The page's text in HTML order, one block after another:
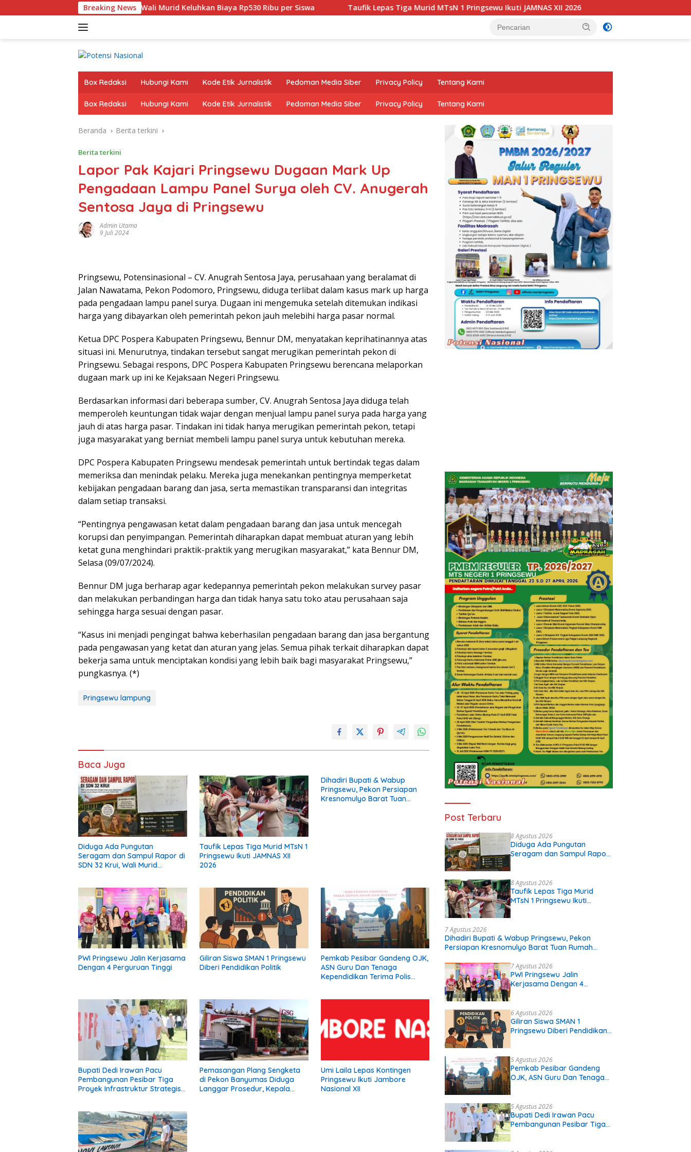
ke
Breaking News
Rapor di SDN 32 Krui, Wali Murid Keluhkan Biaya Rp530 Ribu per Siswa Taufik Lepas Tiga Murid MTsN 1 Pringsewu Ikuti JAMNAS XII 2026 Dihadiri Bupati & Wabup
Box Redaksi Hubungi Kami Kode Etik Jurnalistik Pedoman Media Siber Privacy Policy Tentang Kami
Box Redaksi Hubungi Kami Kode Etik Jurnalistik Pedoman Media Siber Privacy Policy Tentang Kami
Beranda Berita terkini
Berita terkini
Lapor Pak Kajari Pringsewu Dugaan Mark Up
Pengadaan Lampu Panel Surya oleh CV. Anugerah
Sentosa Jaya di Pringsewu
Admin Utama
9 Juli 2024
Pringsewu, Potensinasional – CV. Anugrah Sentosa Jaya, perusahaan yang beralamat di
Jalan Nawatama, Pekon Podomoro, Pringsewu, diduga terlibat dalam kasus mark up harga
pada pengadaan lampu panel surya. Dugaan ini mengemuka setelah ditemukan indikasi
harga yang dibayarkan oleh pemerintah pekon jauh melebihi harga pasar normal.
Ketua DPC Pospera Kabupaten Pringsewu, Bennur DM, menyatakan keprihatinannya atas
situasi ini. Menurutnya, tindakan tersebut sangat merugikan pemerintah pekon di
Pringsewu. Sebagai respons, DPC Pospera Kabupaten Pringsewu berencana melaporkan
dugaan mark up ini ke Kejaksaan Negeri Pringsewu.
Berdasarkan informasi dari beberapa sumber, CV. Anugrah Sentosa Jaya diduga telah
memperoleh keuntungan tidak wajar dengan menjual lampu panel surya pada harga yang
jauh di atas harga pasar. Tindakan ini tidak hanya merugikan pemerintah pekon, tetapi
juga masyarakat yang berniat membeli lampu panel surya untuk kebutuhan mereka.
DPC Pospera Kabupaten Pringsewu mendesak pemerintah untuk bertindak tegas dalam
memeriksa dan menindak pelaku. Mereka juga menekankan pentingnya memperketat
kebijakan pengadaan barang dan jasa, serta memastikan transparansi dan integritas
dalam setiap transaksi.
“Pentingnya pengawasan ketat dalam pengadaan barang dan jasa untuk mencegah
korupsi dan penyimpangan. Pemerintah diharapkan dapat membuat aturan yang lebih
ketat guna menghindari praktik-praktik yang merugikan masyarakat,” kata Bennur DM,
Selasa (09/07/2024).
Bennur DM juga berharap agar kedepannya pemerintah pekon melakukan survey pasar
dan melakukan perbandingan harga dan tidak hanya satu toko atau perusahaan saja
sehingga harga sesuai dengan pasar.
“Kasus ini menjadi pengingat bahwa keberhasilan pengadaan barang dan jasa bergantung
pada pengawasan yang ketat dan aturan yang jelas. Semua pihak terkait diharapkan dapat
bekerja sama untuk menciptakan kondisi yang lebih baik bagi masyarakat Pringsewu,”
pungkasnya. (*)
Pringsewu lampung
Baca Juga
Diduga Ada Pungutan
Seragam dan Sampul Rapor di
SDN 32 Krui, Wali Murid
Taufik Lepas Tiga Murid MTsN 1
Pringsewu Ikuti JAMNAS XII
2026
Dihadiri Bupati & Wabup
Pringsewu, Pekon Persiapan
Kresnomulyo Barat Tuan
PWI Pringsewu Jalin Kerjasama
Dengan 4 Perguruan Tinggi
Giliran Siswa SMAN 1 Pringsewu
Diberi Pendidikan Politik
Pemkab Pesibar Gandeng OJK,
ASN Guru Dan Tenaga
Kependidikan Terima Polis
Bupati Dedi Irawan Pacu
Pembangunan Pesibar Tiga
Proyek Infrastruktur Strategis
Pemasangan Plang Sengketa
di Pekon Banyumas Diduga
Langgar Prosedur, Kepala
Umi Laila Lepas Kontingen
Pringsewu Ikuti Jambore
Nasional XII
Post Terbaru
8 Agustus 2026
Diduga Ada Pungutan
Seragam dan Sampul Rapor
per Siswa
8 Agustus 2026
Taufik Lepas Tiga Murid
MTsN 1 Pringsewu Ikuti
7 Agustus 2026
Dihadiri Bupati & Wabup Pringsewu, Pekon
Persiapan Kresnomulyo Barat Tuan Rumah
7 Agustus 2026
PWI Pringsewu Jalin
Kerjasama Dengan 4
6 Agustus 2026
Giliran Siswa SMAN 1
Pringsewu Diberi Pendidikan
5 Agustus 2026
Pemkab Pesibar Gandeng
OJK, ASN Guru Dan Tenaga
5 Agustus 2026
Bupati Dedi Irawan Pacu
Pembangunan Pesibar Tiga